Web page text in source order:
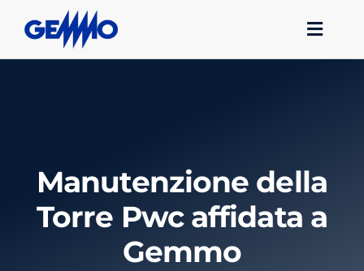
contenuto
Corporate
Lavora con noi
Area Fornitori
Manutenzione della
Torre Pwc affidata a
Gemmo